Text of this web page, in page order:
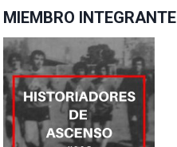
MIEMBRO INTEGRANTE